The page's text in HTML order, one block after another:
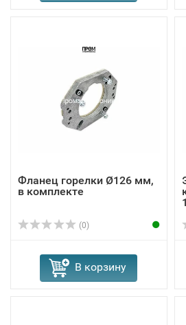
Фланец горелки Ø126 мм,
в комплекте
(0)
В корзину